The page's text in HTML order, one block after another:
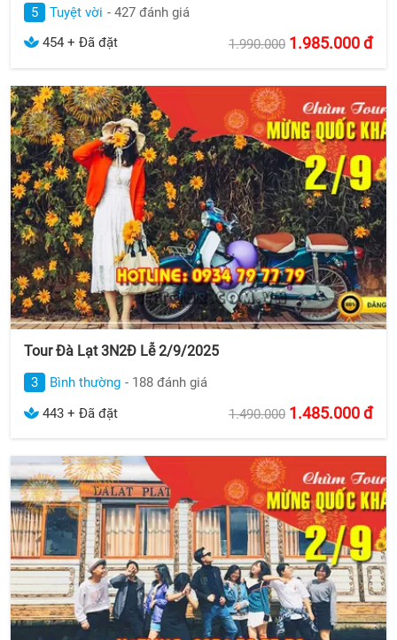
5 Tuyệt vời - 427 đánh giá
454 + Đã đặt
1.990.000 1.985.000đ
Tour Đà Lạt 3N2Đ Lễ 2/9/2025
3 Bình thường - 188 đánh giá
443 + Đã đặt
1.490.000 1.485.000đ